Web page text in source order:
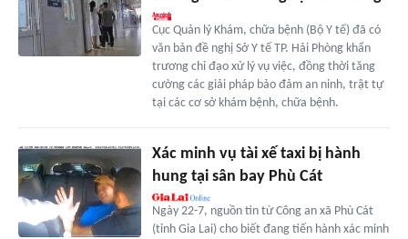
Cục Quản lý Khám, chữa bệnh (Bộ Y tế) đã có
văn bản đề nghị Sở Y tế TP. Hải Phòng khẩn
trương chỉ đạo xử lý vụ việc, đồng thời tăng
cường các giải pháp bảo đảm an ninh, trật tự
tại các cơ sở khám bệnh, chữa bệnh.
Xác minh vụ tài xế taxi bị hành
hung tại sân bay Phù Cát
Ngày 22-7, nguồn tin từ Công an xã Phù Cát
(tỉnh Gia Lai) cho biết đang tiến hành xác minh